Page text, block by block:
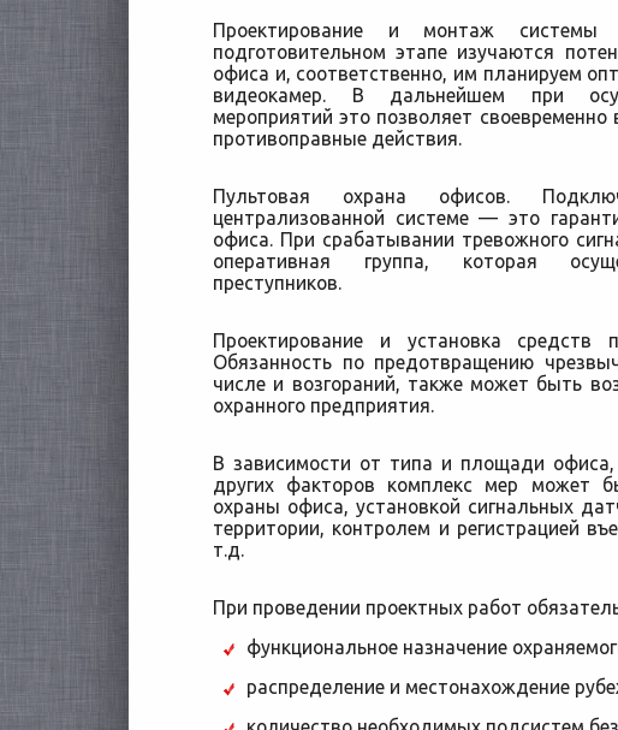
Проектирование и монтаж системы
подготовительном этапе изучаются
офиса и, соответственно, им планируем
видеокамер. В дальнейшем при
мероприятий это позволяет
противоправные действия.
Пультовая охрана офисов.
централизованной системе — это
офиса. При срабатывании тревожного
оперативная группа, которая
преступников.
Проектирование и установка средств
Обязанность по предотвращению
числе и возгораний, также может быть
охранного предприятия.
В зависимости от типа и площади офиса,
других факторов комплекс мер может
охраны офиса, установкой сигнальных
территории, контролем и регистрацией
т.д.
При проведении проектных работ
функциональное назначение
распределение и местонахождение